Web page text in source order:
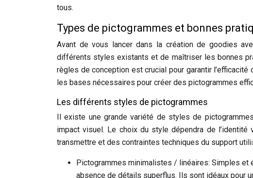
tous.
Types de pictogrammes et bonnes
Avant de vous lancer dans la création de goodies
différents styles existants et de maîtriser les bonnes
règles de conception est crucial pour garantir
les bases nécessaires pour créer des pictogrammes
Les différents styles de pictogrammes
Il existe une grande variété de styles de
impact visuel. Le choix du style dépendra de
transmettre et des contraintes techniques du support
Pictogrammes minimalistes / linéaires: Simples
absence de détails superflus. Ils sont idéaux pour